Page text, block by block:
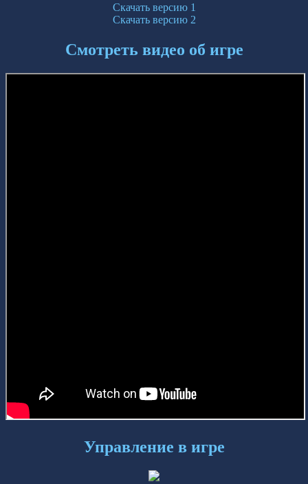
Скачать версию 1
Скачать версию 2
Смотреть видео об игре
Управление в игре